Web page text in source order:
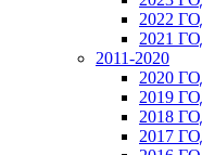
2022
2021
2011-2020
2020
2019
2018
2017